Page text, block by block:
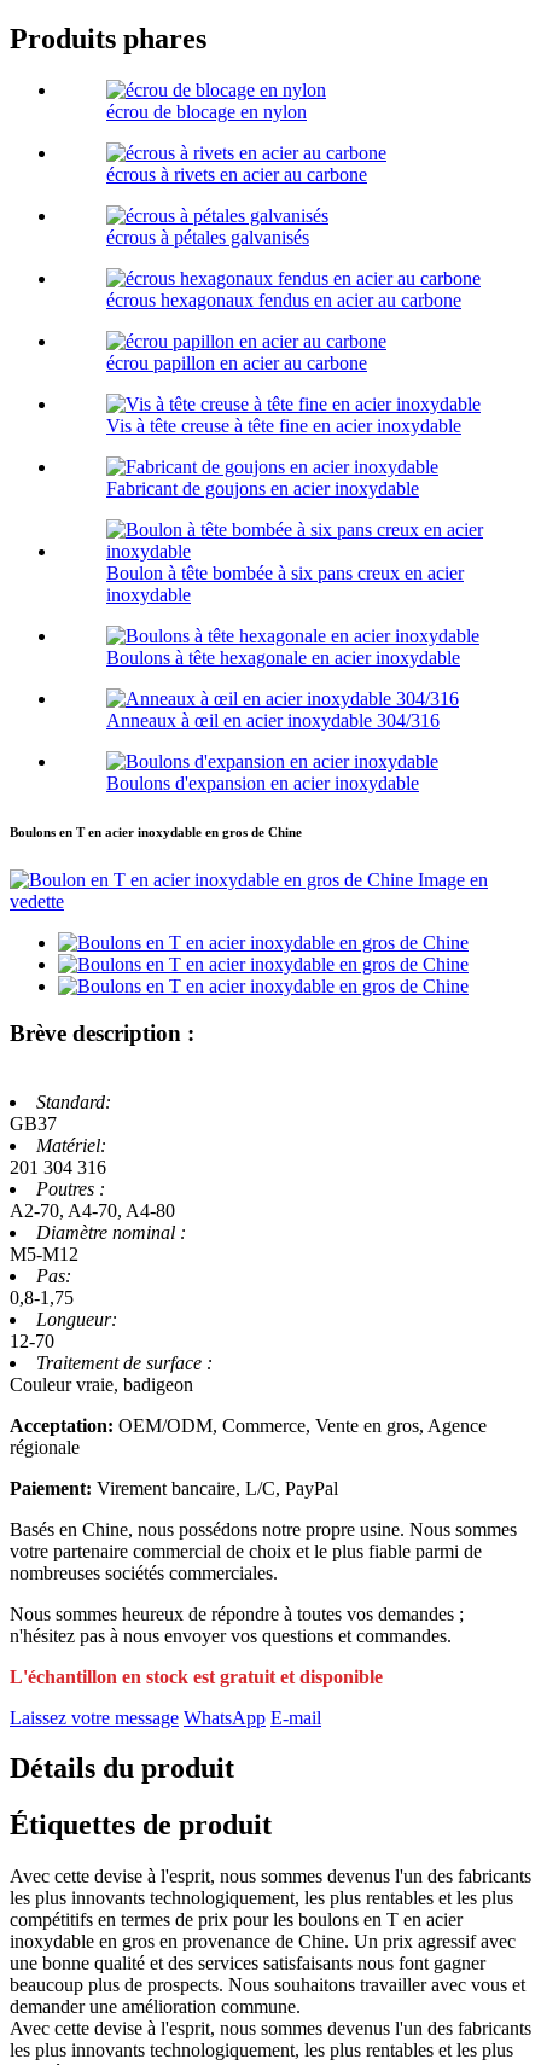
Produits phares
écrou de blocage en nylon
écrous à rivets en acier au carbone
écrous à pétales galvanisés
écrous hexagonaux fendus en acier au carbone
écrou papillon en acier au carbone
Vis à tête creuse à tête fine en acier inoxydable
Fabricant de goujons en acier inoxydable
Boulon à tête bombée à six pans creux en acier
inoxydable
Boulons à tête hexagonale en acier inoxydable
Anneaux à œil en acier inoxydable 304/316
Boulons d'expansion en acier inoxydable
Boulons en T en acier inoxydable en gros de Chine
Brève description :
Standard:
GB37
Matériel:
201 304 316
Poutres :
A2-70, A4-70, A4-80
Diamètre nominal :
M5-M12
Pas:
0,8-1,75
Longueur:
12-70
Traitement de surface :
Couleur vraie, badigeon
Acceptation: OEM/ODM, Commerce, Vente en gros, Agence
régionale
Paiement: Virement bancaire, L/C, PayPal
Basés en Chine, nous possédons notre propre usine. Nous sommes
votre partenaire commercial de choix et le plus fiable parmi de
nombreuses sociétés commerciales.
Nous sommes heureux de répondre à toutes vos demandes ;
n'hésitez pas à nous envoyer vos questions et commandes.
L'échantillon en stock est gratuit et disponible
Laissez votre message WhatsApp E-mail
Détails du produit
Étiquettes de produit
Avec cette devise à l'esprit, nous sommes devenus l'un des fabricants
les plus innovants technologiquement, les plus rentables et les plus
compétitifs en termes de prix pour les boulons en T en acier
inoxydable en gros en provenance de Chine. Un prix agressif avec
une bonne qualité et des services satisfaisants nous font gagner
beaucoup plus de prospects. Nous souhaitons travailler avec vous et
demander une amélioration commune.
Avec cette devise à l'esprit, nous sommes devenus l'un des fabricants
les plus innovants technologiquement, les plus rentables et les plus